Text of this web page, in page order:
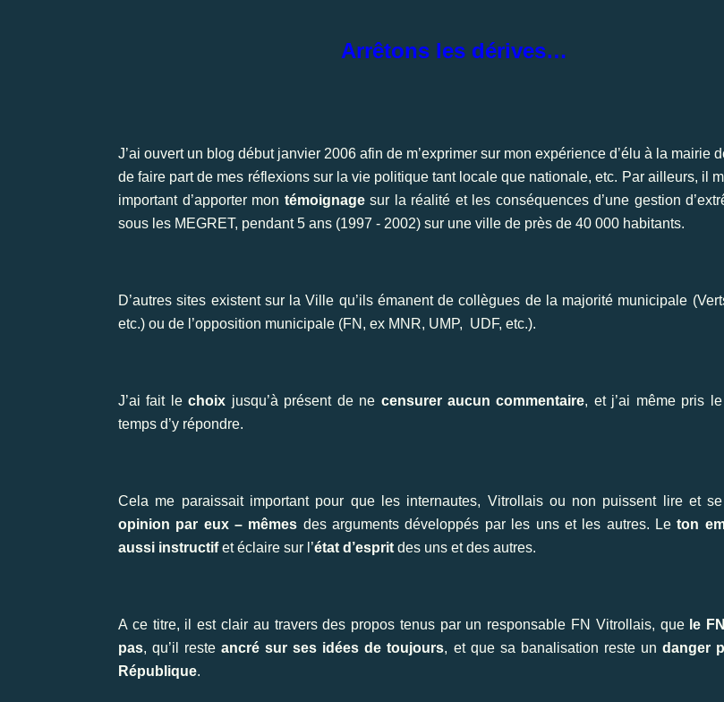
Arrêtons les dérives…
J’ai ouvert un blog début janvier 2006 afin de m’exprimer sur mon expérience d’élu à la mairie
de faire part de mes réflexions sur la vie politique tant locale que nationale, etc. Par ailleurs, il
important d’apporter mon témoignagesur la réalité et les conséquences d’une gestion
sous les MEGRET, pendant 5 ans (1997 - 2002) sur une ville de près de 40 000 habitants.
D’autres sites existent sur la Ville qu’ils émanent de collègues de la majorité municipale
etc.) ou de l’opposition municipale (FN, ex MNR, UMP, UDF, etc.).
J’ai fait lechoix jusqu’à présent de ne censurer aucun commentaire, et j’ai même pris
temps d’y répondre.
Cela me paraissait important pour que les internautes, Vitrollais ou non puissent lire et
opinion par eux – mêmes des arguments développés par les uns et les autres. Leton
aussi instructifet éclaire sur l’état d’esprit des uns et des autres.
A ce titre, il est clair au travers des propos tenus par un responsable FN Vitrollais, que le
pas, qu’il resteancré sur ses idées de toujours, et que sa banalisation reste un danger
République.